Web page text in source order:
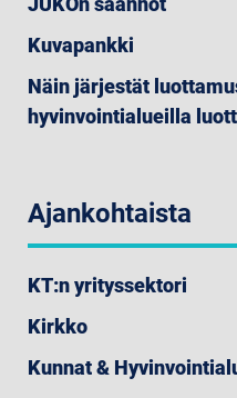
Kuvapankki
Näin järjestät
hyvinvointialueilla
Ajankohtaista
KT:n yrityssektori
Kirkko
Kunnat &